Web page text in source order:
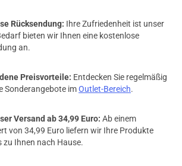
Rücksendung: Ihre Zufriedenheit ist unser
bieten wir Ihnen eine kostenlose
an.
Preisvorteile: Entdecken Sie regelmäßig
Sonderangebote imOutlet-Bereich.
Versand ab 34,99 Euro: Ab einem
von 34,99 Euro liefern wir Ihre Produkte
zu Ihnen nach Hause.